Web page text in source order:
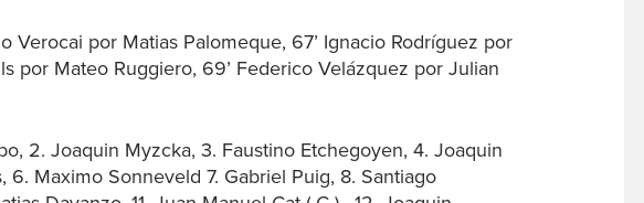
Verocai por Matias Palomeque, 67’ Ignacio Rodríguez por
por Mateo Ruggiero, 69’ Federico Velázquez por Julian
2. Joaquin Myzcka, 3. Faustino Etchegoyen, 4. Joaquin
6. Maximo Sonneveld 7. Gabriel Puig, 8. Santiago